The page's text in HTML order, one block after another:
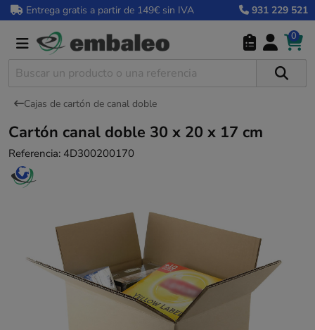
Entrega gratis a partir de 149€ sin IVA 931 229 521
0
Cajas de cartón de canal doble
Cartón canal doble 30 x 20 x 17 cm
Referencia: 4D300200170